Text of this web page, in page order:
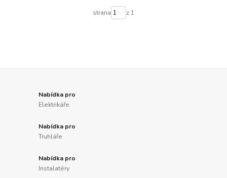
strana z 1
Nabídka pro
Elektrikáře
Nabídka pro
Truhláře
Nabídka pro
Instalatéry